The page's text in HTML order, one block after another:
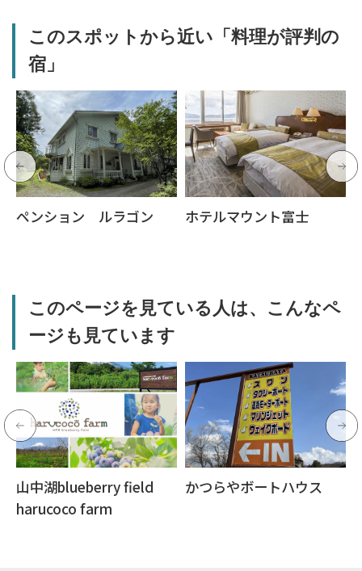
このスポットから近い「料理が評判の
宿」
ペンション ルラゴン ホテルマウント富士
このページを見ている人は、こんなペ
ージも見ています
山中湖blueberry field
harucoco farm
かつらやボートハウス